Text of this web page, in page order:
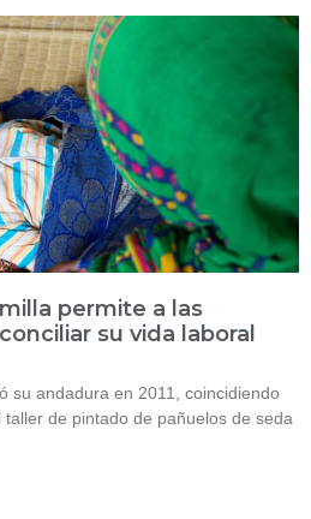
permite a las
su vida laboral
su andadura en 2011, coincidiendo
de pintado de pañuelos de seda